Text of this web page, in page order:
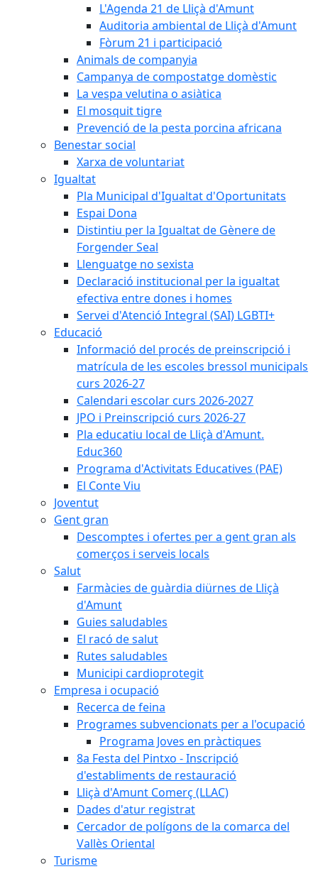
L'Agenda 21 de Lliçà d'Amunt
Auditoria ambiental de Lliçà d'Amunt
Fòrum 21 i participació
Animals de companyia
Campanya de compostatge domèstic
La vespa velutina o asiàtica
El mosquit tigre
Prevenció de la pesta porcina africana
Benestar social
Xarxa de voluntariat
Igualtat
Pla Municipal d'Igualtat d'Oportunitats
Espai Dona
Distintiu per la Igualtat de Gènere de
Forgender Seal
Llenguatge no sexista
Declaració institucional per la igualtat
efectiva entre dones i homes
Servei d'Atenció Integral (SAI) LGBTI+
Educació
Informació del procés de preinscripció i
matrícula de les escoles bressol municipals
curs 2026-27
Calendari escolar curs 2026-2027
JPO i Preinscripció curs 2026-27
Pla educatiu local de Lliçà d'Amunt.
Educ360
Programa d'Activitats Educatives (PAE)
El Conte Viu
Joventut
Gent gran
Descomptes i ofertes per a gent gran als
comerços i serveis locals
Salut
Farmàcies de guàrdia diürnes de Lliçà
d'Amunt
Guies saludables
El racó de salut
Rutes saludables
Municipi cardioprotegit
Empresa i ocupació
Recerca de feina
Programes subvencionats per a l'ocupació
Programa Joves en pràctiques
8a Festa del Pintxo - Inscripció
d'establiments de restauració
Lliçà d'Amunt Comerç (LLAC)
Dades d'atur registrat
Cercador de polígons de la comarca del
Vallès Oriental
Turisme